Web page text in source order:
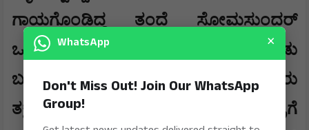
ಗಾಯಗೊಂಡಿದ್ದ ತಂದೆ ಸೋಮಸುಂದರ್
ಒದ್ದಾಡುತ್ತಾ ಮನೆಯಿಂದ ಹೊರಗೆ ತಪ್ಪಿಸಿಕೊಂಡು
ಬಂದಿದ್ದಾರೆ. ಇದನ್ನು ಗಮನಿಸಿದ ಸ್ಥಳೀಯರು
ತಕ್ಷಣವೇ ಅವರನ್ನು ಆಸ್ಪತ್ರೆಗೆ
WhatsApp ×
Don't Miss Out! Join Our WhatsApp
Group!